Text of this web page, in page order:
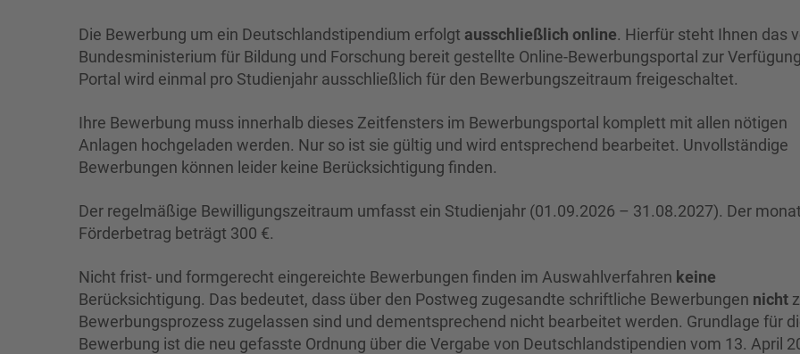
Die Bewerbung um ein Deutschlandstipendium erfolgt ausschließlich online. Hierfür steht Ihnen das
Bundesministerium für Bildung und Forschung bereit gestellte Online-Bewerbungsportal zur
Portal wird einmal pro Studienjahr ausschließlich für den Bewerbungszeitraum freigeschaltet.
Ihre Bewerbung muss innerhalb dieses Zeitfensters im Bewerbungsportal komplett mit allen nötigen
Anlagen hochgeladen werden. Nur so ist sie gültig und wird entsprechend bearbeitet. Unvollständige
Bewerbungen können leider keine Berücksichtigung finden.
Der regelmäßige Bewilligungszeitraum umfasst ein Studienjahr (01.09.2026 – 31.08.2027). Der
Förderbetrag beträgt 300 €.
Nicht frist- und formgerecht eingereichte Bewerbungen finden im Auswahlverfahren keine
Berücksichtigung. Das bedeutet, dass über den Postweg zugesandte schriftliche Bewerbungen nicht
Bewerbungsprozess zugelassen sind und dementsprechend nicht bearbeitet werden. Grundlage für
Bewerbung ist die neu gefasste Ordnung über die Vergabe von Deutschlandstipendien vom 13. April